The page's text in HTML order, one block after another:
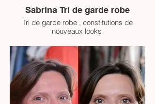
Sabrina Tri de garde robe
Tri de garde robe , constitutions de
nouveaux looks